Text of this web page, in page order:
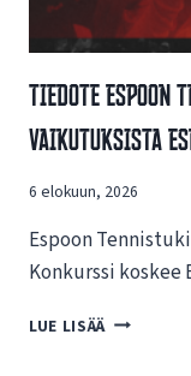
Tiedote Espoon
Vaikutuksista
6 elokuun, 2026
Espoon
Konkurssi
LUE LISÄÄ T